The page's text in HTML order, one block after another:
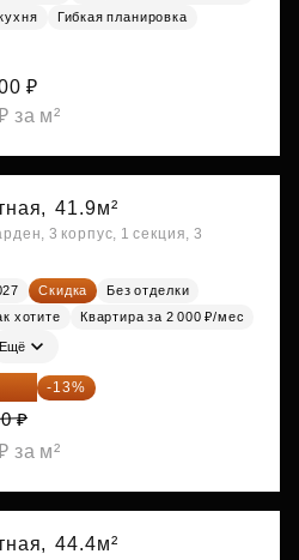
Гибкая планировка
₽
за м²
41.9м²
3 корпус, 1 секция, 3
Скидка
Без отделки
хотите
Квартира за 2 000 ₽/мес
Ещё
₽ -13%
₽
за м²
44.4м²